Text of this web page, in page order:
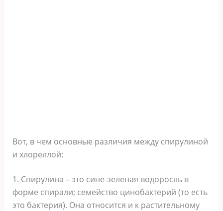
Вот, в чем основные различия между спирулиной
и хлореллой:
1. Спирулина – это сине-зеленая водоросль в
форме спирали; семейство цинобактерий (то есть
это бактерия). Она относится и к растительному